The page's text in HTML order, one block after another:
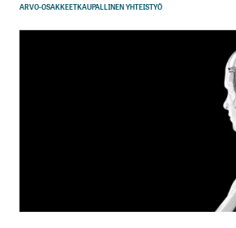
Tilaa SalkunRakentajan
ARVO-OSAKKEETKAUPALLINEN YHTEISTYÖ